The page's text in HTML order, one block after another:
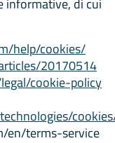
help/cookies/
20170514
cookie-policy
en/terms-service